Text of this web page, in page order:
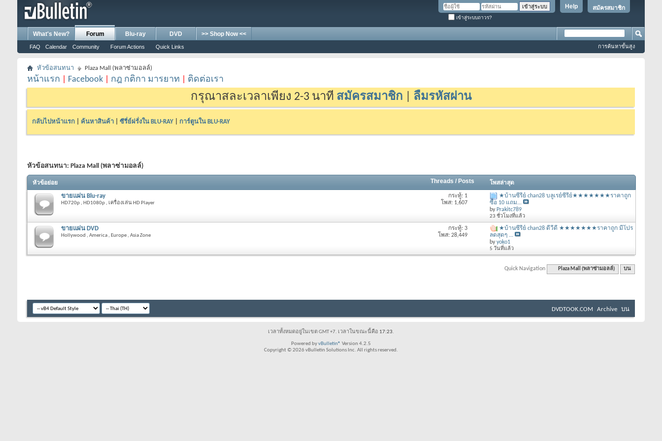
สมัครสมาชิก
Help
เข้าสู่ระบบถาวร?
What's New? Forum
FAQ Calendar Community Forum Actions Quick Links
Blu-ray DVD >> Shop Now <<
การค้นหาขั้นสูง
หัวข้อสนทนา Plaza Mall (พลาซ่ามอลล์)
หน้าแรก Facebook กฎ กติกา มารยาท ติดต่อเรา
กรุณาสละเวลาเพียง 2-3 นาที สมัครสมาชิก ลืมรหัสผ่าน
กลับไปหน้าแรก ค้นหาสินค้า ซีรี่ย์ฝรั่งใน BLU-RAY การ์ตูนใน BLU-RAY
หัวข้อสนทนา: Plaza Mall (พลาซ่ามอลล์)
หัวข้อย่อย Threads / Posts โพสล่าสุด
ขายแผ่น Blu-ray
HD720p , HD1080p , เครื่องเล่น HD Player
กระทู้: 1
โพส: 1,607
★บ้านซีรี่ย์ chan28 บลูเรย์ซีรีย์★★★★★★★ราคาถูก
ซื้อ 10 แถม...
by Prakitc789
23 ชั่วโมงที่แล้ว
ขายแผ่น DVD
Hollywood , America , Europe , Asia Zone
กระทู้: 3
โพส: 28,449
★บ้านซีรี่ย์ chan28 ดีวีดี ★★★★★★★ราคาถูก มีโปร
ลดสุดๆ ...
byyoko1
5 วันที่แล้ว
Quick Navigation Plaza Mall (พลาซ่ามอลล์) บน
DVDTOOK.COM Archive บน
เวลาทั้งหมดอยู่ในเขต GMT +7. เวลาในขณะนี้คือ 17:23.
Powered byvBulletin® Version 4.2.5
Copyright © 2026 vBulletin Solutions Inc. All rights reserved.